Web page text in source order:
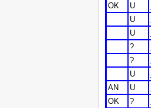
OK
U
U
U
?
?
U
AN
U
OK
?